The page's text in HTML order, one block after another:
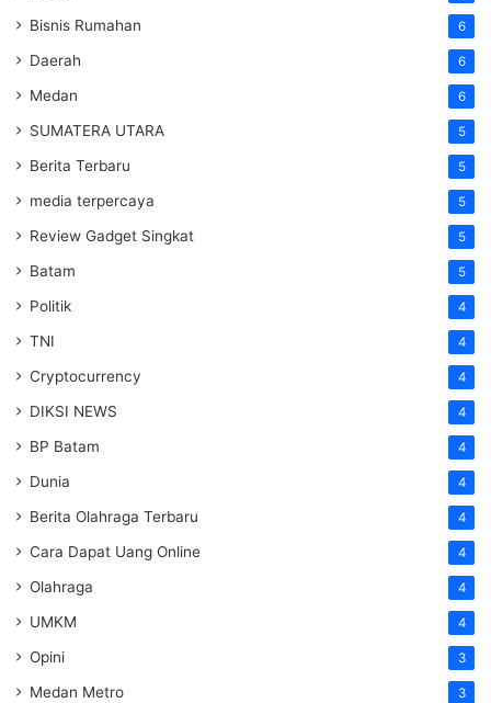
Bisnis Rumahan 6
Daerah 6
Medan 6
SUMATERA UTARA 5
Berita Terbaru 5
media terpercaya 5
Review Gadget Singkat 5
Batam 5
Politik 4
TNI 4
Cryptocurrency 4
DIKSI NEWS 4
BP Batam 4
Dunia 4
Berita Olahraga Terbaru 4
Cara Dapat Uang Online 4
Olahraga 4
UMKM 4
Opini 3
Medan Metro 3